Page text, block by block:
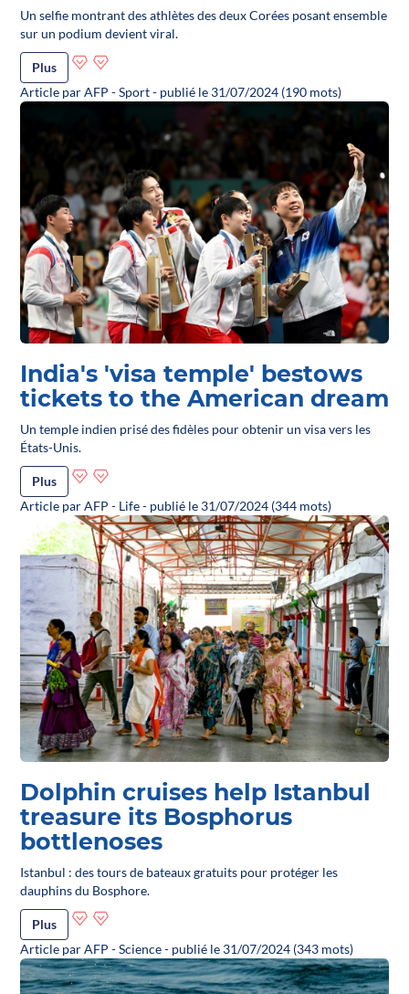
Un selfie montrant des athlètes des deux Corées posant ensemble
sur un podium devient viral.
Plus
Article par AFP - Sport - publié le 31/07/2024 (190 mots)
India's 'visa temple' bestows
tickets to the American dream
Un temple indien prisé des fidèles pour obtenir un visa vers les
États-Unis.
Plus
Article par AFP - Life - publié le 31/07/2024 (344 mots)
Dolphin cruises help Istanbul
treasure its Bosphorus
bottlenoses
Istanbul : des tours de bateaux gratuits pour protéger les
dauphins du Bosphore.
Plus
Article par AFP - Science - publié le 31/07/2024 (343 mots)